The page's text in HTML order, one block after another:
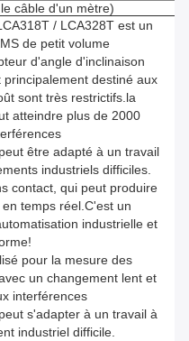
câble d'un mètre)
/ LCA328T est un
de petit volume
d'angle d'inclinaison
destiné aux
sont très restrictifs.la
atteindre plus de 2000
être adapté à un travail
industriels difficiles.
contact, qui peut produire
temps réel.C'est un
industrielle et
pour la mesure des
un changement lent et
interférences
s'adapter à un travail à
industriel difficile.